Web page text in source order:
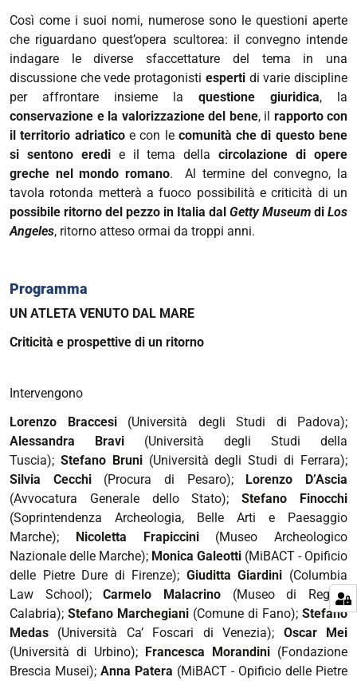
05T18:00:00+02:00
Così come i suoi nomi, numerose sono le questioni aperte
che riguardano quest’opera scultorea: il convegno intende
indagare le diverse sfaccettature del tema in una
discussione che vede protagonisti espertidi varie discipline
per affrontare insieme la questione giuridica, la
conservazione e la valorizzazione del bene, il rapporto con
il territorio adriaticoe con le comunità che di questo bene
si sentono eredie il tema dellacircolazione di opere
greche nel mondo romano. Al termine del convegno, la
tavola rotonda metterà a fuoco possibilità e criticità di un
possibile ritorno del pezzo in Italia dal Getty Museum di Los
Angeles, ritorno atteso ormai da troppi anni.
Programma
UN ATLETA VENUTO DAL MARE
Criticità e prospettive di un ritorno
Intervengono
Lorenzo Braccesi(Università degli Studi di Padova);
Alessandra Bravi (Università degli Studi della
Tuscia); Stefano Bruni(Università degli Studi di Ferrara);
Silvia Cecchi(Procura di Pesaro); Lorenzo D’Ascia
(Avvocatura Generale dello Stato);Stefano Finocchi
(Soprintendenza Archeologia, Belle Arti e Paesaggio
Marche); Nicoletta Frapiccini(Museo Archeologico
Nazionale delle Marche); Monica Galeotti (MiBACT - Opificio
delle Pietre Dure di Firenze); Giuditta Giardini (Columbia
Law School);Carmelo Malacrino (Museo di Reggio
Calabria); Stefano Marchegiani (Comune di Fano); Stefano
Medas (Università Ca’ Foscari di Venezia); Oscar Mei
(Università di Urbino); Francesca Morandini (Fondazione
Brescia Musei); Anna Patera (MiBACT - Opificio delle Pietre